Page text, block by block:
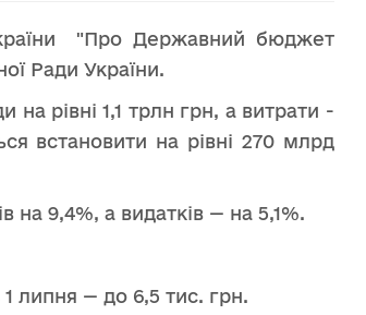
"Про Державний бюджет
Ради України.
рівні 1,1 трлн грн, а витрати -
встановити на рівні 270 млрд
на 9,4%, а видатків — на 5,1%.
липня — до 6,5 тис. грн.